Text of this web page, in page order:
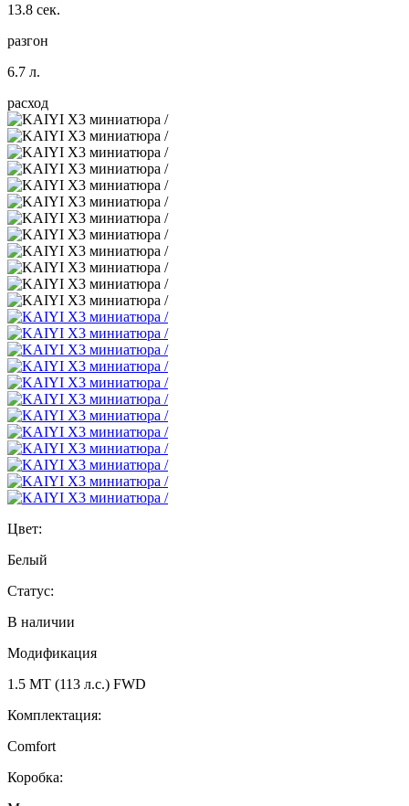
13.8 сек.
разгон
6.7 л.
расход
Цвет:
Белый
Статус:
В наличии
Модификация
1.5 MT (113 л.с.) FWD
Комплектация:
Comfort
Коробка: